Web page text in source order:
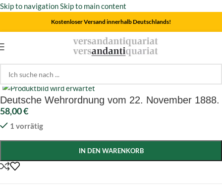
Skip to navigationSkip to main content
Kostenloser Versand innerhalb Deutschlands!
Start/Militaria
Click to enlarge
Deutsche Wehrordnung vom 22. November 1888.
58,00€
1 vorrätig
IN DEN WARENKORB